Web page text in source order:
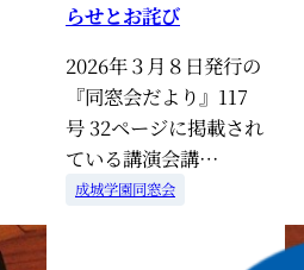
らせとお詫び
2026年３月８日発行の
『同窓会だより』117
号 32ページに掲載され
ている講演会講…
成城学園同窓会